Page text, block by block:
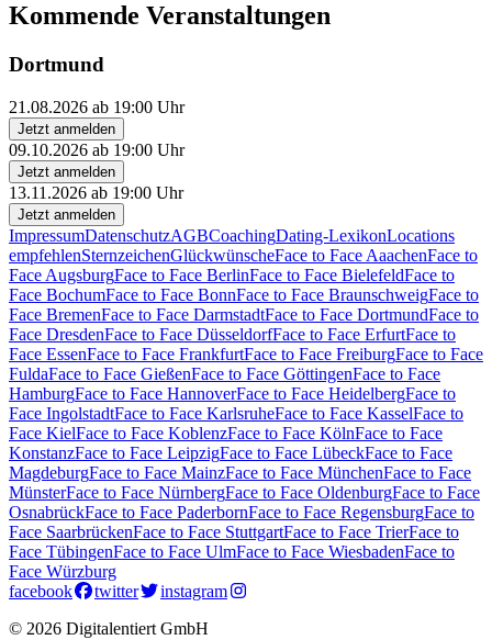
Kommende Veranstaltungen
Dortmund
21.08.2026 ab 19:00 Uhr
Jetzt anmelden
09.10.2026 ab 19:00 Uhr
Jetzt anmelden
13.11.2026 ab 19:00 Uhr
Jetzt anmelden
ImpressumDatenschutzAGBCoachingDating-LexikonLocations
empfehlenSternzeichenGlückwünscheFace to Face AaachenFace to
Face AugsburgFace to Face BerlinFace to Face BielefeldFace to
Face BochumFace to Face BonnFace to Face BraunschweigFace to
Face BremenFace to Face DarmstadtFace to Face DortmundFace to
Face DresdenFace to Face DüsseldorfFace to Face ErfurtFace to
Face EssenFace to Face FrankfurtFace to Face FreiburgFace to Face
FuldaFace to Face GießenFace to Face GöttingenFace to Face
HamburgFace to Face HannoverFace to Face HeidelbergFace to
Face IngolstadtFace to Face KarlsruheFace to Face KasselFace to
Face KielFace to Face KoblenzFace to Face KölnFace to Face
KonstanzFace to Face LeipzigFace to Face LübeckFace to Face
MagdeburgFace to Face MainzFace to Face MünchenFace to Face
MünsterFace to Face NürnbergFace to Face OldenburgFace to Face
OsnabrückFace to Face PaderbornFace to Face RegensburgFace to
Face SaarbrückenFace to Face StuttgartFace to Face TrierFace to
Face TübingenFace to Face UlmFace to Face WiesbadenFace to
Face Würzburg
facebook
twitter
instagram
© 2026 Digitalentiert GmbH